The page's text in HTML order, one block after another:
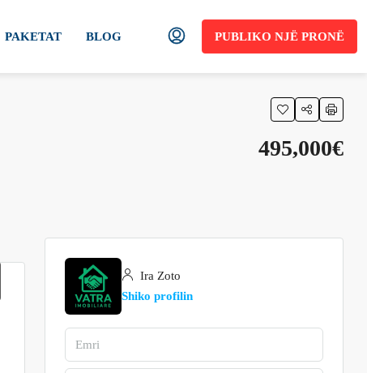
PAKETAT BLOG PUBLIKO NJË PRONË
495,000€
Ira Zoto
Shiko profilin